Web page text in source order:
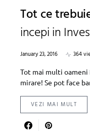
Tot ce
incepi in
January 23, 2016 364
Tot mai multi oameni
mirare! Se pot face
VEZI MAI MULT